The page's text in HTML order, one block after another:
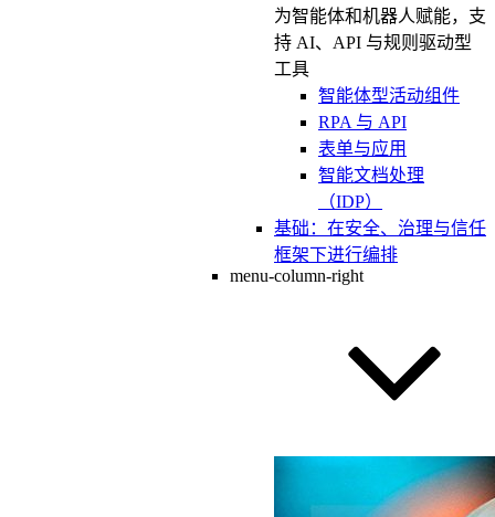
为智能体和机器人赋能，支
持 AI、API 与规则驱动型
工具
智能体型活动组件
RPA 与 API
表单与应用
智能文档处理
（IDP）
基础：在安全、治理与信任
框架下进行编排
menu-column-right